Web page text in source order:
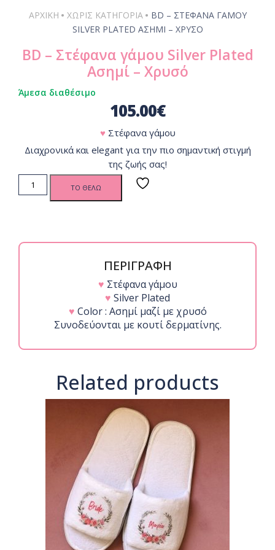
ΑΡΧΙΚΗ • ΧΩΡΊΣ ΚΑΤΗΓΟΡΊΑ • BD – ΣΤΈΦΑΝΑ ΓΆΜΟΥ
SILVER PLATED ΑΣΗΜΊ – ΧΡΥΣΌ
BD – Στέφανα γάμου Silver Plated
Ασημί – Χρυσό
Άμεσα διαθέσιμο
105.00€
♥ Στέφανα γάμου
Διαχρονικά και elegant για την πιο σημαντική στιγμή
της ζωής σας!
Στέφανα
ΤΟ ΘΕΛΩ
ΠΕΡΙΓΡΑΦΗ
♥ Στέφανα γάμου
♥ Silver Plated
♥ Color : Ασημί μαζί με χρυσό
Συνοδεύονται με κουτί δερματίνης.
Related products